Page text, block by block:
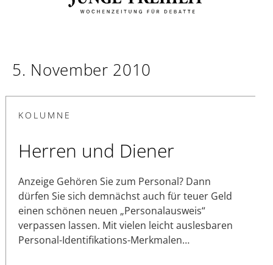
5. November 2010
KOLUMNE
Herren und Diener
Anzeige Gehören Sie zum Personal? Dann
dürfen Sie sich demnächst auch für teuer Geld
einen schönen neuen „Personalausweis“
verpassen lassen. Mit vielen leicht auslesbaren
Personal-Identifikations-Merkmalen…